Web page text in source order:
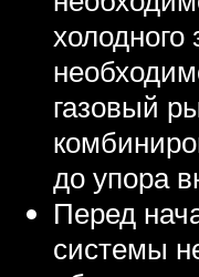
холодного
газовый
до упора
Перед
системы